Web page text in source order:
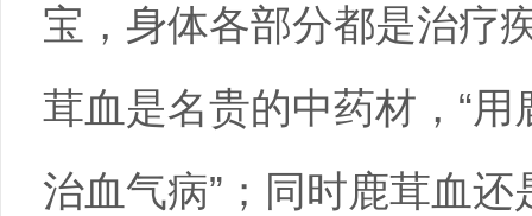
宝，身体各部分都是治疗
茸血是名贵的中药材，“用
治血气病”；同时鹿茸血